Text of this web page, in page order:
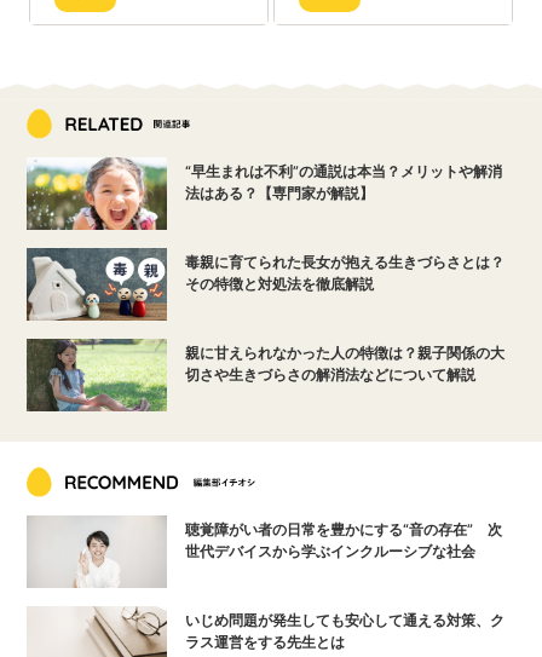
“早生まれは不利”の通説は本当？メリットや解消
法はある？【専門家が解説】
毒親に育てられた長女が抱える生きづらさとは？
その特徴と対処法を徹底解説
親に甘えられなかった人の特徴は？親子関係の大
切さや生きづらさの解消法などについて解説
聴覚障がい者の日常を豊かにする“音の存在” 次
世代デバイスから学ぶインクルーシブな社会
いじめ問題が発生しても安心して通える対策、ク
ラス運営をする先生とは